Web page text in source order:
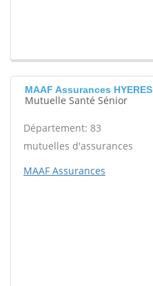
MAAF Assurances HYERES
Mutuelle Santé Sénior
Département: 83
mutuelles d'assurances
MAAF Assurances